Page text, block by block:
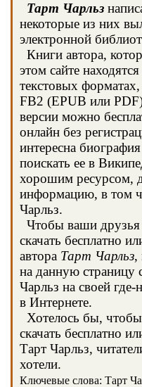
Тарт Чарльз
некоторые из них
электронной
Книги автора,
этом сайте
текстовых
FB2 (EPUB или
версии можно
онлайн без
интересна
поискать ее в
хорошим ресурсом,
информацию, в том
Чарльз.
Чтобы ваши
скачать бесплатно
автора Тарт Чарльз,
на данную страницу
Чарльз на своей где-
в Интернете.
Хотелось бы, чтобы
скачать бесплатно
Тарт Чарльз,
хотели.
Ключевые слова: Тарт